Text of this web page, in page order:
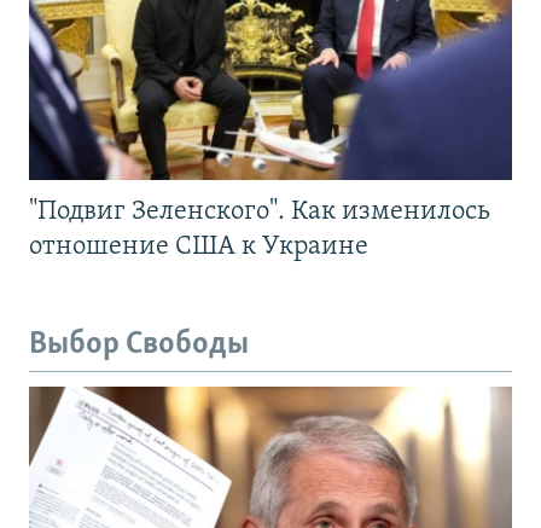
"Подвиг Зеленского". Как изменилось
отношение США к Украине
Выбор Свободы